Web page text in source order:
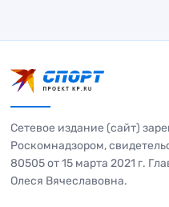
Сетевое издание (сайт)
Роскомнадзором,
80505 от 15 марта 2021 г.
Олеся Вячеславовна.